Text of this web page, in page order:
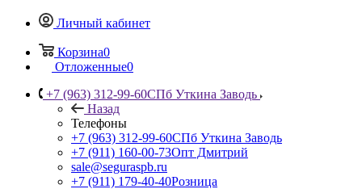
Личный кабинет
Корзина0
Отложенные0
+7 (963) 312-99-60СПб Уткина Заводь
Назад
Телефоны
+7 (963) 312-99-60СПб Уткина Заводь
+7 (911) 160-00-73Опт Дмитрий
sale@seguraspb.ru
+7 (911) 179-40-40Розница